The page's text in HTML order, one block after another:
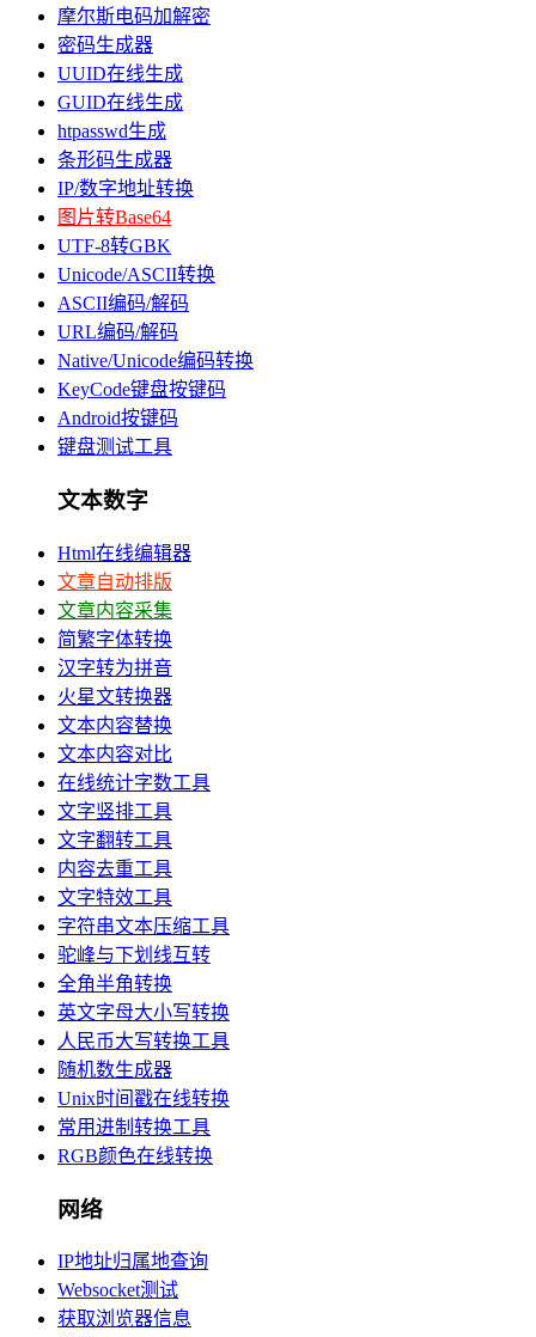
摩尔斯电码加解密
密码生成器
UUID在线生成
GUID在线生成
htpasswd生成
条形码生成器
IP/数字地址转换
图片转Base64
UTF-8转GBK
Unicode/ASCII转换
ASCII编码/解码
URL编码/解码
Native/Unicode编码转换
KeyCode键盘按键码
Android按键码
键盘测试工具
文本数字
Html在线编辑器
文章自动排版
文章内容采集
简繁字体转换
汉字转为拼音
火星文转换器
文本内容替换
文本内容对比
在线统计字数工具
文字竖排工具
文字翻转工具
内容去重工具
文字特效工具
字符串文本压缩工具
驼峰与下划线互转
全角半角转换
英文字母大小写转换
人民币大写转换工具
随机数生成器
Unix时间戳在线转换
常用进制转换工具
RGB颜色在线转换
网络
IP地址归属地查询
Websocket测试
获取浏览器信息